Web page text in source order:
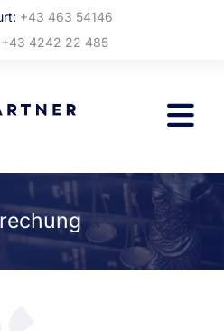
+43 463 54146
+43 4242 22 485